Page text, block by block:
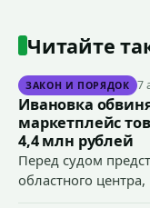
Читайте
ЗАКОН И ПОРЯДОК 7
Ивановка
маркетплейс
4,4 млн рублей
Перед судом
областного